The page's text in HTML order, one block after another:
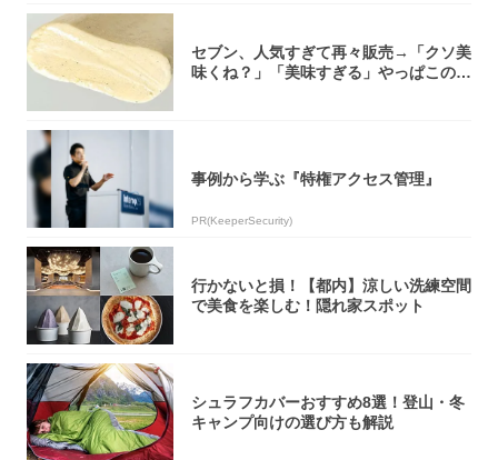
セブン、人気すぎて再々販売→「クソ美
味くね？」「美味すぎる」やっぱこのク
事例から学ぶ『特権アクセス管理』
PR(KeeperSecurity)
行かないと損！【都内】涼しい洗練空間
で美食を楽しむ！隠れ家スポット
シュラフカバーおすすめ8選！登山・冬
キャンプ向けの選び方も解説